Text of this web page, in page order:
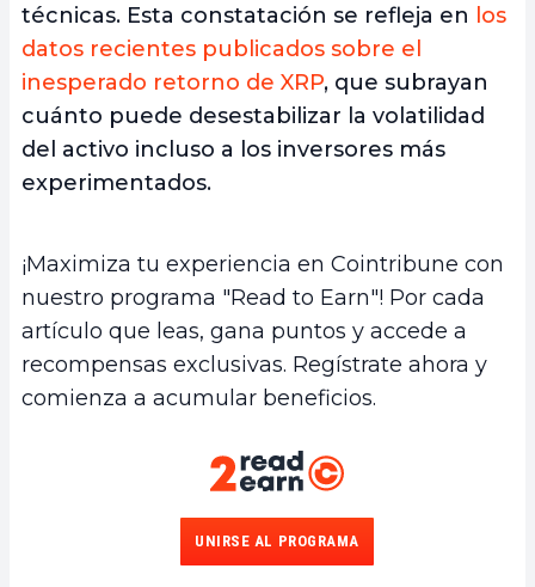
técnicas. Esta constatación se refleja en los
datos recientes publicados sobre el
inesperado retorno de XRP, que subrayan
cuánto puede desestabilizar la volatilidad
del activo incluso a los inversores más
experimentados.
¡Maximiza tu experiencia en Cointribune con
nuestro programa "Read to Earn"! Por cada
artículo que leas, gana puntos y accede a
recompensas exclusivas. Regístrate ahora y
comienza a acumular beneficios.
UNIRSE AL PROGRAMA